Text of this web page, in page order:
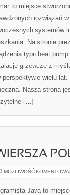
to miejsce
rozwiązań
systemów
Na stronie
typu heat
grzewcze z
wielu
Nasza strona
[…]
MOŻLIWOŚĆ
Java to